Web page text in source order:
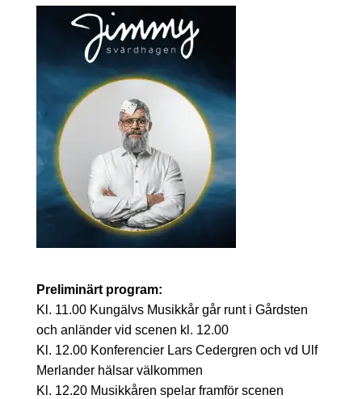
Preliminärt program:
Kl. 11.00 Kungälvs Musikkår går runt i Gårdsten
och anländer vid scenen kl. 12.00
Kl. 12.00 Konferencier Lars Cedergren och vd Ulf
Merlander hälsar välkommen
Kl. 12.20 Musikkåren spelar framför scenen